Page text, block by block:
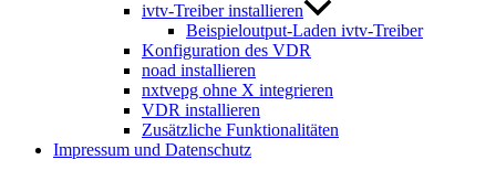
ivtv-Treiber installieren
Beispieloutput-Laden ivtv-Treiber
Konfiguration des VDR
noad installieren
nxtvepg ohne X integrieren
VDR installieren
Zusätzliche Funktionalitäten
Impressum und Datenschutz